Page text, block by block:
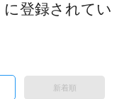
に登録されてい
新着順